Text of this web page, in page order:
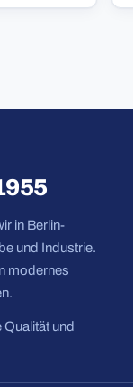
in Berlin-
und Industrie.
modernes
und